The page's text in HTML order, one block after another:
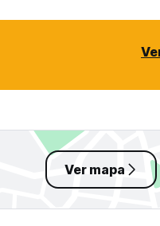
Ver mapa